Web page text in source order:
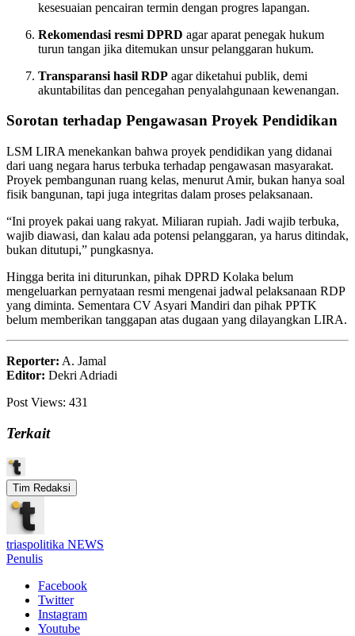
kesesuaian pencairan termin dengan progres lapangan.
Rekomendasi resmi DPRD agar aparat penegak hukum
turun tangan jika ditemukan unsur pelanggaran hukum.
Transparansi hasil RDP agar diketahui publik, demi
akuntabilitas dan pencegahan penyalahgunaan kewenangan.
Sorotan terhadap Pengawasan Proyek Pendidikan
LSM LIRA menekankan bahwa proyek pendidikan yang didanai
dari uang negara harus terbuka terhadap pengawasan masyarakat.
Proyek pembangunan ruang kelas, menurut Amir, bukan hanya soal
fisik bangunan, tapi juga integritas dalam proses pelaksanaan.
“Ini proyek pakai uang rakyat. Miliaran rupiah. Jadi wajib terbuka,
wajib diawasi, dan kalau ada potensi pelanggaran, ya harus ditindak,
bukan ditutupi,” pungkasnya.
Hingga berita ini diturunkan, pihak DPRD Kolaka belum
mengeluarkan pernyataan resmi mengenai jadwal pelaksanaan RDP
yang diminta. Sementara CV Asyari Mandiri dan pihak PPTK
belum memberikan tanggapan atas dugaan yang dilayangkan LIRA.
Reporter: A. Jamal
Editor: Dekri Adriadi
Post Views: 431
Terkait
Tim Redaksi
triaspolitika NEWS
Penulis
Facebook
Twitter
Instagram
Youtube